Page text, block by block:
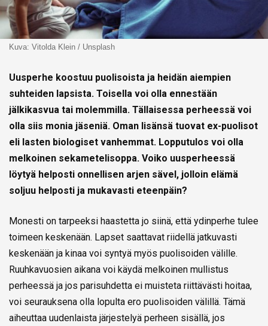
Kuva: Vitolda Klein / Unsplash
Uusperhe koostuu puolisoista ja heidän aiempien
suhteiden lapsista. Toisella voi olla ennestään
jälkikasvua tai molemmilla. Tällaisessa perheessä voi
olla siis monia jäseniä. Oman lisänsä tuovat ex-puolisot
eli lasten biologiset vanhemmat. Lopputulos voi olla
melkoinen sekametelisoppa. Voiko uusperheessä
löytyä helposti onnellisen arjen sävel, jolloin elämä
soljuu helposti ja mukavasti eteenpäin?
Monesti on tarpeeksi haastetta jo siinä, että ydinperhe tulee
toimeen keskenään. Lapset saattavat riidellä jatkuvasti
keskenään ja kinaa voi syntyä myös puolisoiden välille.
Ruuhkavuosien aikana voi käydä melkoinen mullistus
perheessä ja jos parisuhdetta ei muisteta riittävästi hoitaa,
voi seurauksena olla lopulta ero puolisoiden välillä. Tämä
aiheuttaa uudenlaista järjestelyä perheen sisällä, jos